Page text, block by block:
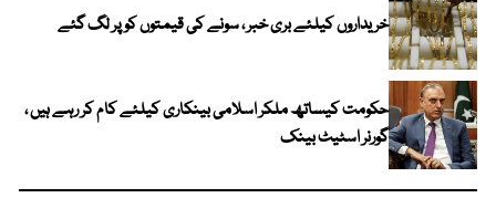
خریداروں کیلئے بری خبر ، سونے کی قیمتوں کو پر لگ گئے
حکومت کیساتھ ملکر اسلامی بینکاری کیلئے کام کر رہے ہیں ،
گورنر اسٹیٹ بینک